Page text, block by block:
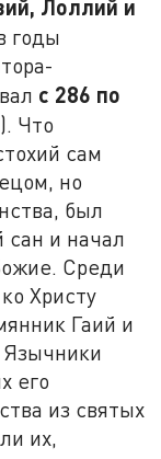
Лоллий и
годы
с 286 по
Что
сам
но
был
сан и начал
Среди
Христу
Гаий и
Язычники
его
из святых
их,